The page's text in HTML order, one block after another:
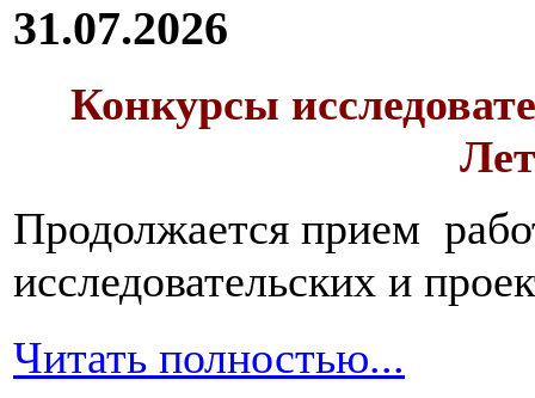
31.07.2026
Конкурсы
Продолжается прием
исследовательских и
Читать полностью...